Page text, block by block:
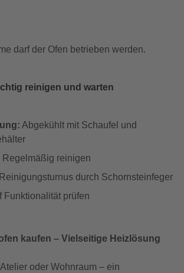
darf der Ofen betrieben werden.
reinigen und warten
Abgekühlt mit Schaufel und
Regelmäßig reinigen
Reinigungsturnus durch Schornsteinfeger
Funktionalität prüfen
kaufen – Vielseitige Heizlösung
oder Wohnraum – ein